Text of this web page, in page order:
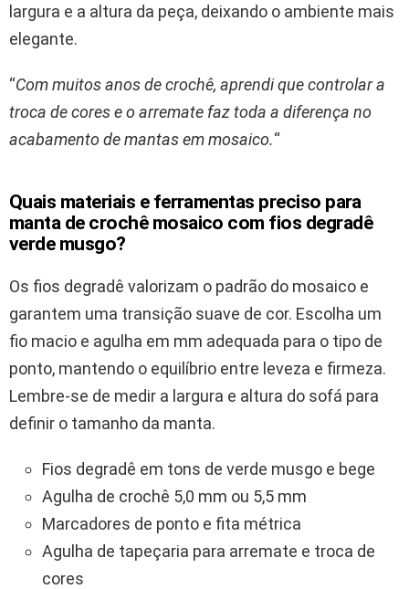
largura e a altura da peça, deixando o ambiente mais
elegante.
“Com muitos anos de crochê, aprendi que controlar a
troca de cores e o arremate faz toda a diferença no
acabamento de mantas em mosaico.“
Quais materiais e ferramentas preciso para
manta de crochê mosaico com fios degradê
verde musgo?
Os fios degradê valorizam o padrão do mosaico e
garantem uma transição suave de cor. Escolha um
fio macio e agulha em mm adequada para o tipo de
ponto, mantendo o equilíbrio entre leveza e firmeza.
Lembre-se de medir a largura e altura do sofá para
definir o tamanho da manta.
Fios degradê em tons de verde musgo e bege
Agulha de crochê 5,0 mm ou 5,5 mm
Marcadores de ponto e fita métrica
Agulha de tapeçaria para arremate e troca de
cores